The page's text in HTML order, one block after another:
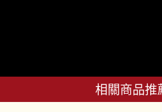
相關商品推